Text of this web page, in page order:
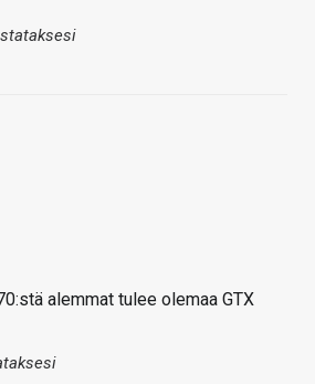
alemmat tulee olemaa GTX